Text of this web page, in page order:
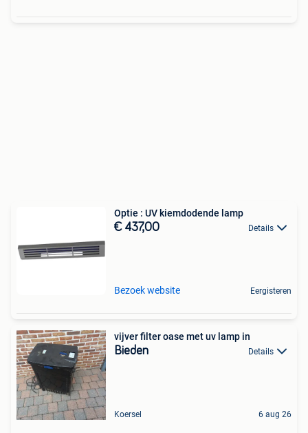
Optie : UV kiemdodende lamp
€ 437,00 Details
Bezoek website Eergisteren
vijver filter oase met uv lamp in
Bieden Details
Koersel 6 aug 26